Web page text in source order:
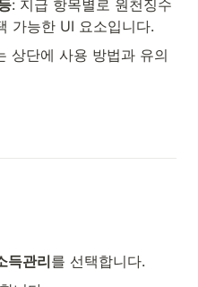
: 지급 항목별로 원천징수
가능한 UI 요소입니다.
상단에 사용 방법과 유의
득관리를 선택합니다.